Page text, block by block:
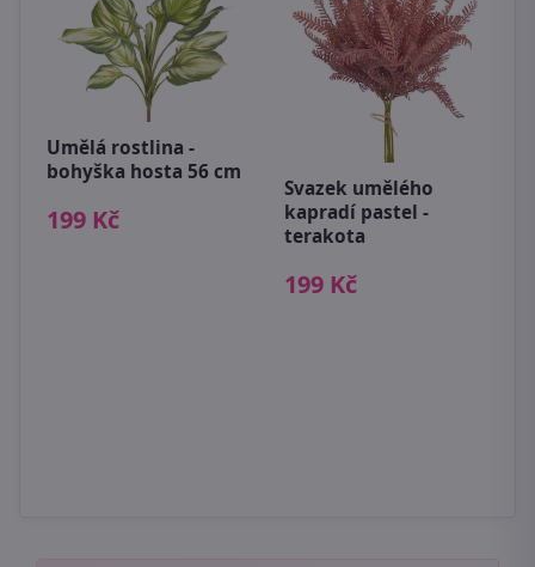
Umělá rostlina -
bohyška hosta 56 cm
199 Kč
Svazek umělého
kapradí pastel -
terakota
199 Kč